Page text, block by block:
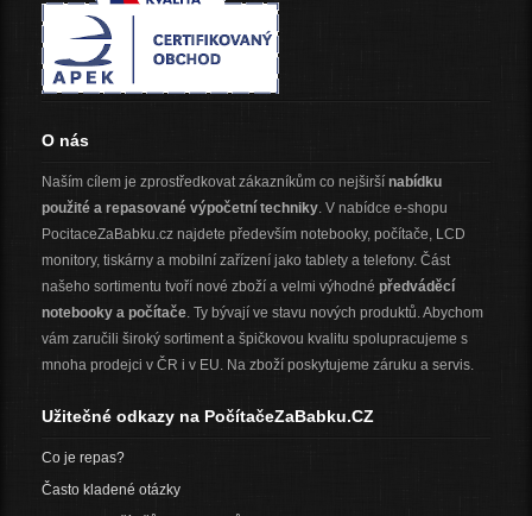
O nás
Naším cílem je zprostředkovat zákazníkům co nejširší nabídku
použité a repasované výpočetní techniky. V nabídce e-shopu
PocitaceZaBabku.cz najdete především notebooky, počítače, LCD
monitory, tiskárny a mobilní zařízení jako tablety a telefony. Část
našeho sortimentu tvoří nové zboží a velmi výhodné předváděcí
notebooky a počítače. Ty bývají ve stavu nových produktů. Abychom
vám zaručili široký sortiment a špičkovou kvalitu spolupracujeme s
mnoha prodejci v ČR i v EU. Na zboží poskytujeme záruku a servis.
Užitečné odkazy na PočítačeZaBabku.CZ
Co je repas?
Často kladené otázky